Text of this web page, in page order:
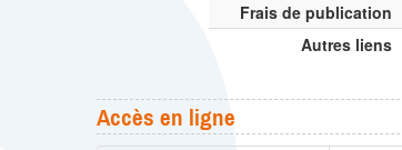
Frais de publication
Autres liens
Accès en ligne